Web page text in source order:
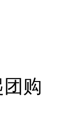
购